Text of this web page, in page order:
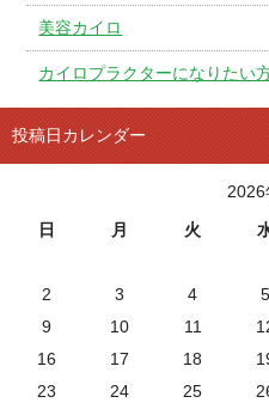
美容カイロ
カイロプラクターになりたい
投稿日カレンダー
2026
日
月 火
2
3 4 5
9
10 11
16
17 18
23
24 25